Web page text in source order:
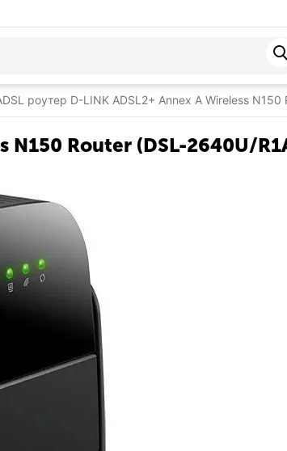
роутер D-LINK ADSL2+ Annex A Wireless N150
N150 Router (DSL-2640U/